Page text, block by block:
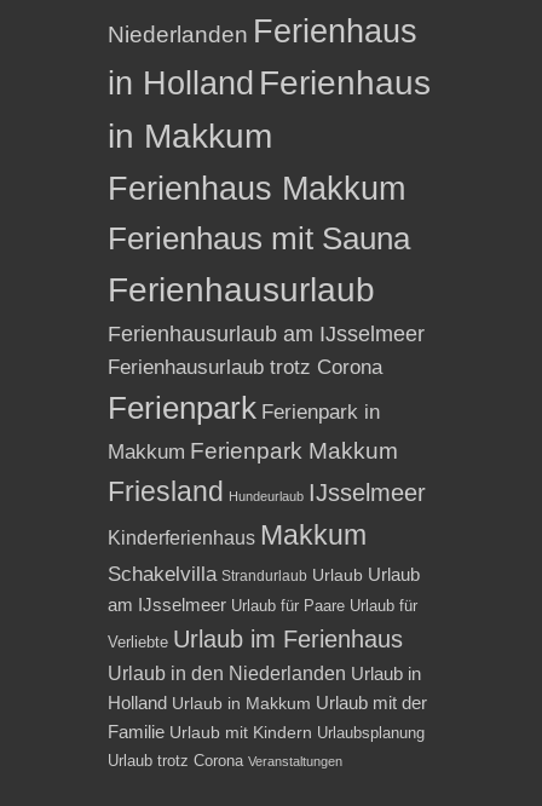
Niederlanden Ferienhaus
in Holland Ferienhaus
in Makkum
Ferienhaus Makkum
Ferienhaus mit Sauna
Ferienhausurlaub
Ferienhausurlaub am IJsselmeer
Ferienhausurlaub trotz Corona
Ferienpark Ferienpark in
Makkum Ferienpark Makkum
Friesland Hundeurlaub IJsselmeer
Kinderferienhaus Makkum
Schakelvilla Strandurlaub Urlaub Urlaub
am IJsselmeer Urlaub für Paare Urlaub für
Verliebte Urlaub im Ferienhaus
Urlaub in den Niederlanden Urlaub in
Holland Urlaub in Makkum Urlaub mit der
Familie Urlaub mit Kindern Urlaubsplanung
Urlaub trotz Corona Veranstaltungen